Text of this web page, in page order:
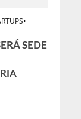
•
SEDE